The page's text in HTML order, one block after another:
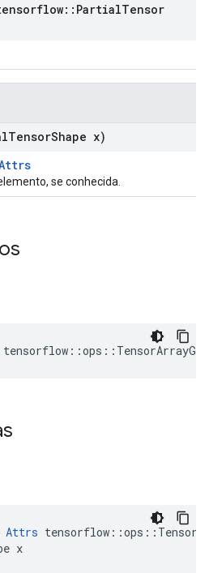
:: PartialTensor
TensorShape x)
se conhecida.
Attrs
x